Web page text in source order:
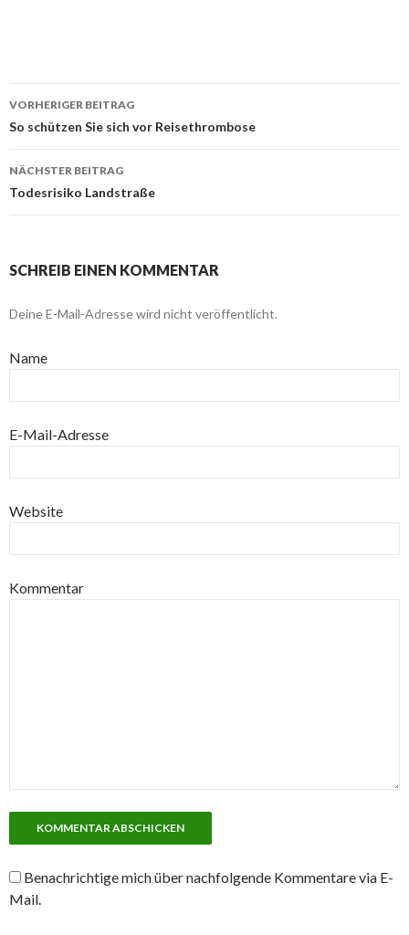
Beitragsnavigation
VORHERIGER BEITRAG
So schützen Sie sich vor Reisethrombose
NÄCHSTER BEITRAG
Todesrisiko Landstraße
SCHREIB EINEN KOMMENTAR
Deine E-Mail-Adresse wird nicht veröffentlicht.
Name
E-Mail-Adresse
Website
Kommentar
Benachrichtige mich über nachfolgende Kommentare via E-
Mail.